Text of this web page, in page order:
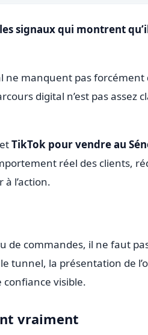
signaux qui montrent
ne manquent pas
digital n’est pas assez
TikTok pour vendre au
réel des clients,
l’action.
de commandes, il ne faut
tunnel, la présentation de
confiance visible.
vraiment